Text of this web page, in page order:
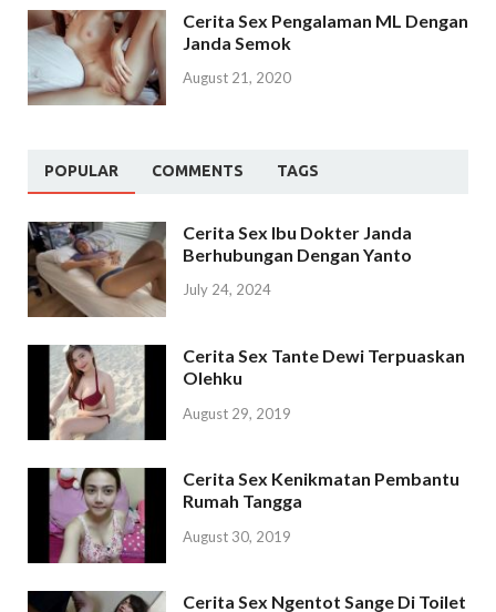
Cerita Sex Pengalaman ML Dengan
Janda Semok
August 21, 2020
POPULAR COMMENTS TAGS
Cerita Sex Ibu Dokter Janda
Berhubungan Dengan Yanto
July 24, 2024
Cerita Sex Tante Dewi Terpuaskan
Olehku
August 29, 2019
Cerita Sex Kenikmatan Pembantu
Rumah Tangga
August 30, 2019
Cerita Sex Ngentot Sange Di Toilet